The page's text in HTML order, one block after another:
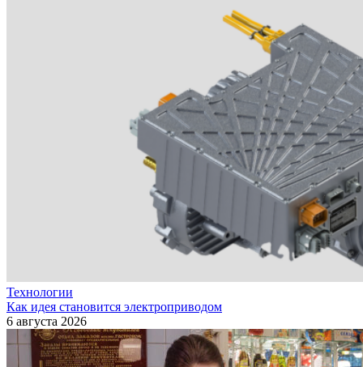
Технологии
Как идея становится электроприводом
6 августа 2026